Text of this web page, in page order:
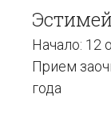
Начало: 12
Прием
года